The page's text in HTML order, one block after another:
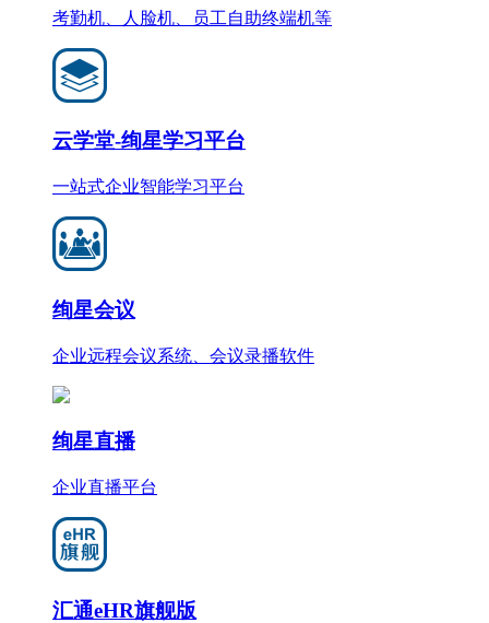
考勤机、人脸机、员工自助终端机等
云学堂-绚星学习平台
一站式企业智能学习平台
绚星会议
企业远程会议系统、会议录播软件
绚星直播
企业直播平台
汇通eHR旗舰版